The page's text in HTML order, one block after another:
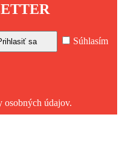
Súhlasím
osobných údajov.